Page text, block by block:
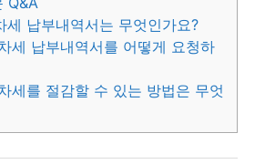
세 납부내역서는 무엇인가요?
세 납부내역서를 어떻게 요청하
세를 절감할 수 있는 방법은 무엇